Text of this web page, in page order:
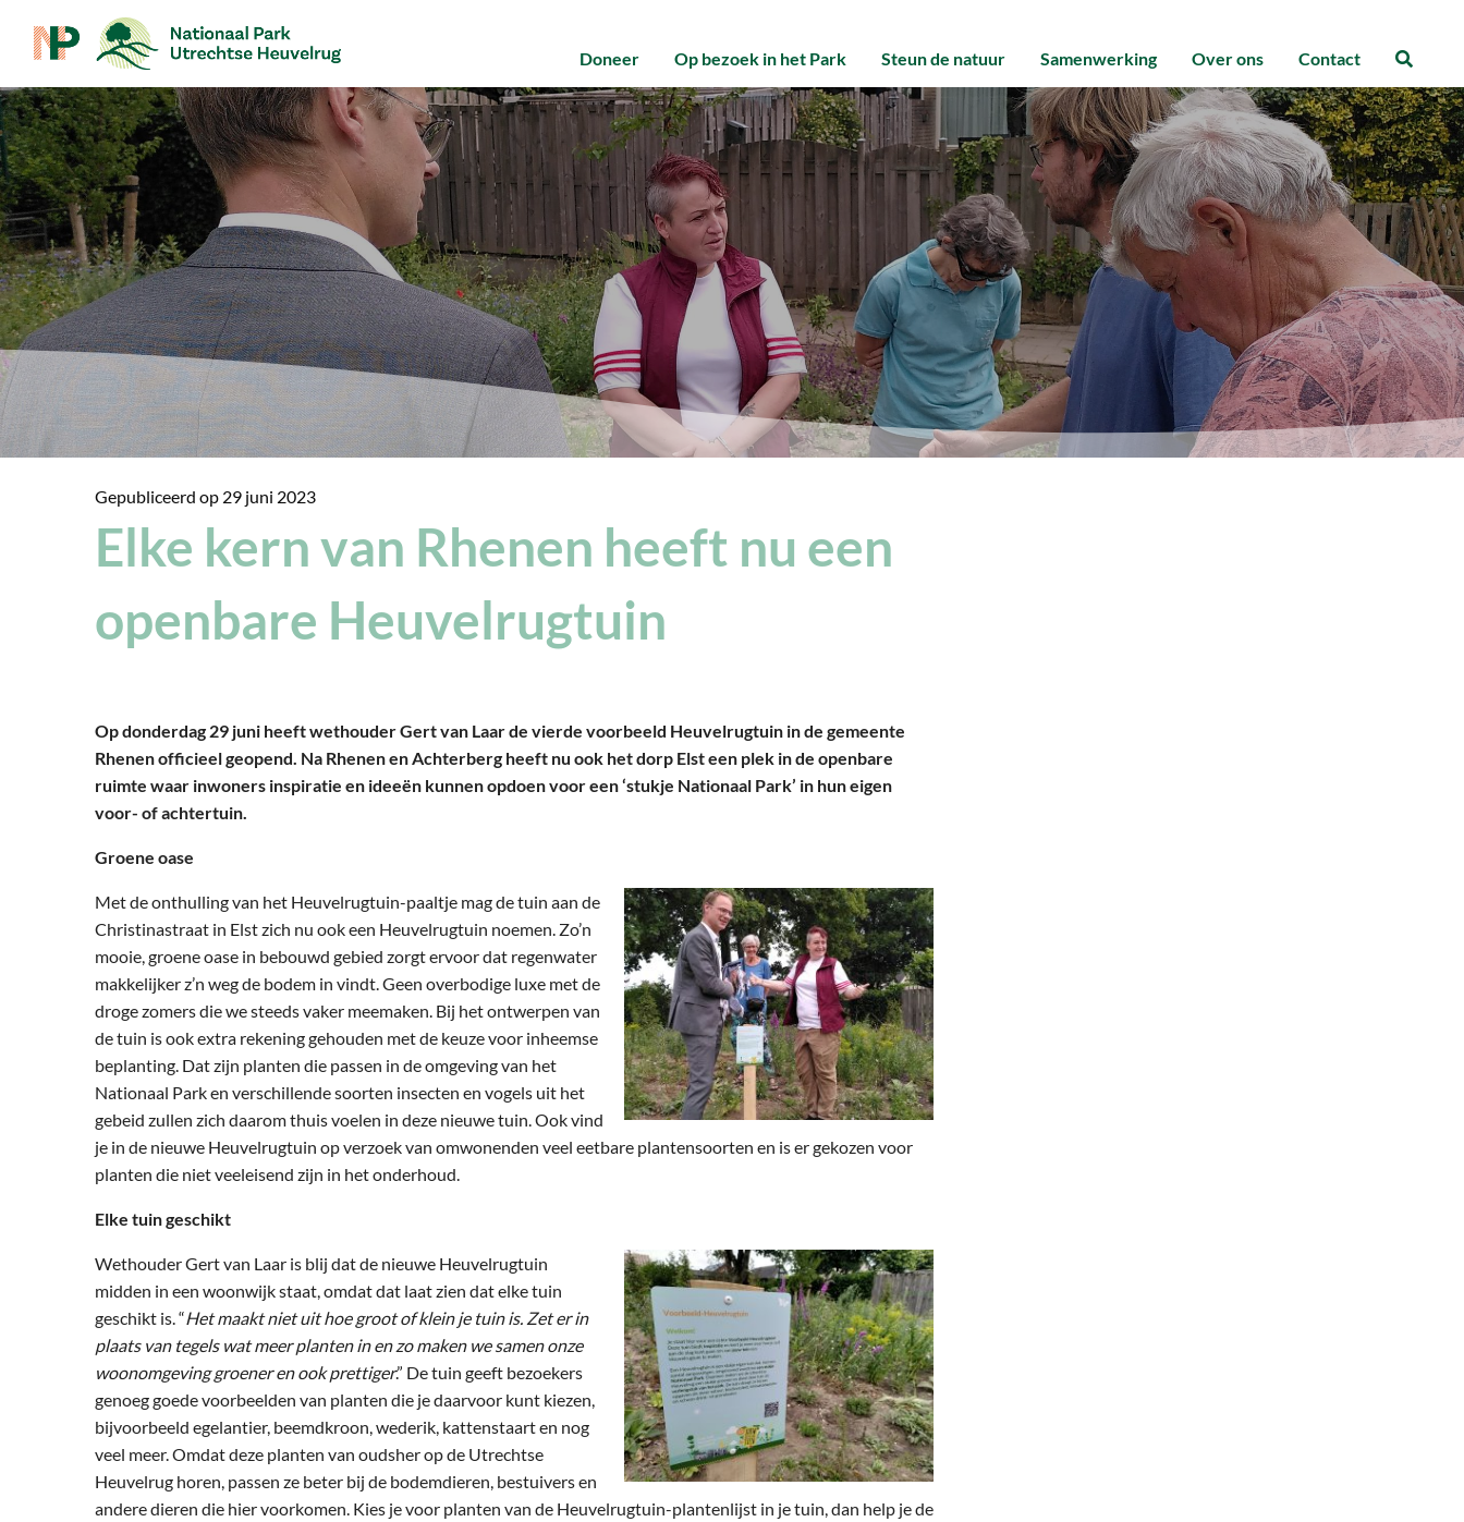
Doneer Op bezoek in het Park Steun de natuur Samenwerking Over ons Contact
Gepubliceerd op 29 juni 2023
Elke kern van Rhenen heeft nu een
openbare Heuvelrugtuin
Op donderdag 29 juni heeft wethouder Gert van Laar de vierde voorbeeld Heuvelrugtuin in de gemeente
Rhenen officieel geopend. Na Rhenen en Achterberg heeft nu ook het dorp Elst een plek in de openbare
ruimte waar inwoners inspiratie en ideeën kunnen opdoen voor een ‘stukje Nationaal Park’ in hun eigen
voor- of achtertuin.
Groene oase
Met de onthulling van het Heuvelrugtuin-paaltje mag de tuin aan de
Christinastraat in Elst zich nu ook een Heuvelrugtuin noemen. Zo’n
mooie, groene oase in bebouwd gebied zorgt ervoor dat regenwater
makkelijker z’n weg de bodem in vindt. Geen overbodige luxe met de
droge zomers die we steeds vaker meemaken. Bij het ontwerpen van
de tuin is ook extra rekening gehouden met de keuze voor inheemse
beplanting. Dat zijn planten die passen in de omgeving van het
Nationaal Park en verschillende soorten insecten en vogels uit het
gebeid zullen zich daarom thuis voelen in deze nieuwe tuin. Ook vind
je in de nieuwe Heuvelrugtuin op verzoek van omwonenden veel eetbare plantensoorten en is er gekozen voor
planten die niet veeleisend zijn in het onderhoud.
Elke tuin geschikt
Wethouder Gert van Laar is blij dat de nieuwe Heuvelrugtuin
midden in een woonwijk staat, omdat dat laat zien dat elke tuin
geschikt is. “Het maakt niet uit hoe groot of klein je tuin is. Zet er in
plaats van tegels wat meer planten in en zo maken we samen onze
woonomgeving groener en ook prettiger.” De tuin geeft bezoekers
genoeg goede voorbeelden van planten die je daarvoor kunt kiezen,
bijvoorbeeld egelantier, beemdkroon, wederik, kattenstaart en nog
veel meer. Omdat deze planten van oudsher op de Utrechtse
Heuvelrug horen, passen ze beter bij de bodemdieren, bestuivers en
andere dieren die hier voorkomen. Kies je voor planten van de Heuvelrugtuin-plantenlijst in je tuin, dan help je de